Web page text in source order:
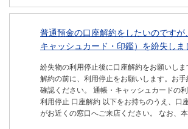
普通預金の口座解約をしたいのですが
キャッシュカード・印鑑）を紛失しま
紛失物の利用停止後に口座解約をお願いし
解約の前に、利用停止をお願いします。お
確認ください。 通帳・キャッシュカードの
利用停止 口座解約 以下をお持ちのうえ、口
がお近くの窓口へご来店ください。 なお、